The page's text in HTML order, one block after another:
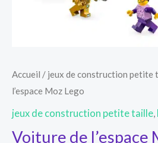
Accueil / jeux de construction petite
l’espace Moz Lego
jeux de construction petite taille
Voiture de l’espace